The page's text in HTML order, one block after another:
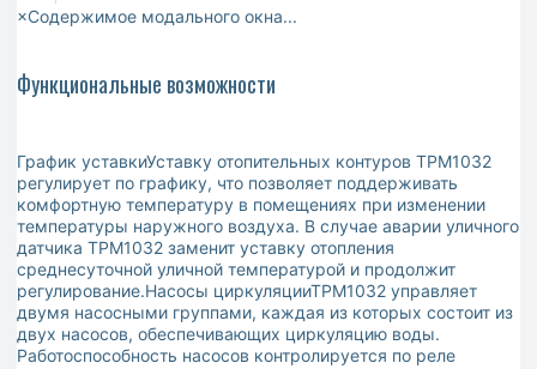
×Содержимое модального окна...
Функциональные возможности
График уставкиУставку отопительных контуров ТРМ1032
регулирует по графику, что позволяет поддерживать
комфортную температуру в помещениях при изменении
температуры наружного воздуха. В случае аварии уличного
датчика ТРМ1032 заменит уставку отопления
среднесуточной уличной температурой и продолжит
регулирование.Насосы циркуляцииТРМ1032 управляет
двумя насосными группами, каждая из которых состоит из
двух насосов, обеспечивающих циркуляцию воды.
Работоспособность насосов контролируется по реле